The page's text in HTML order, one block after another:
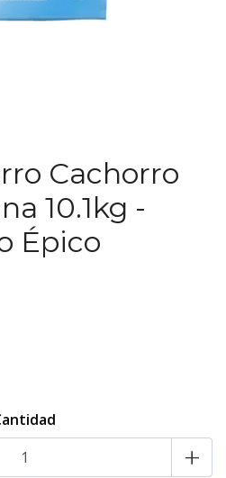
Cachorro
10.1kg -
Épico
+